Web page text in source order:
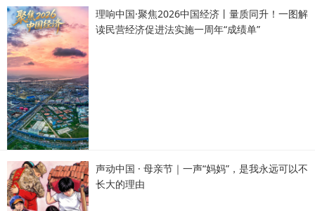
理响中国·聚焦2026中国经济丨量质同升！一图解
读民营经济促进法实施一周年“成绩单”
声动中国 · 母亲节｜一声“妈妈”，是我永远可以不
长大的理由